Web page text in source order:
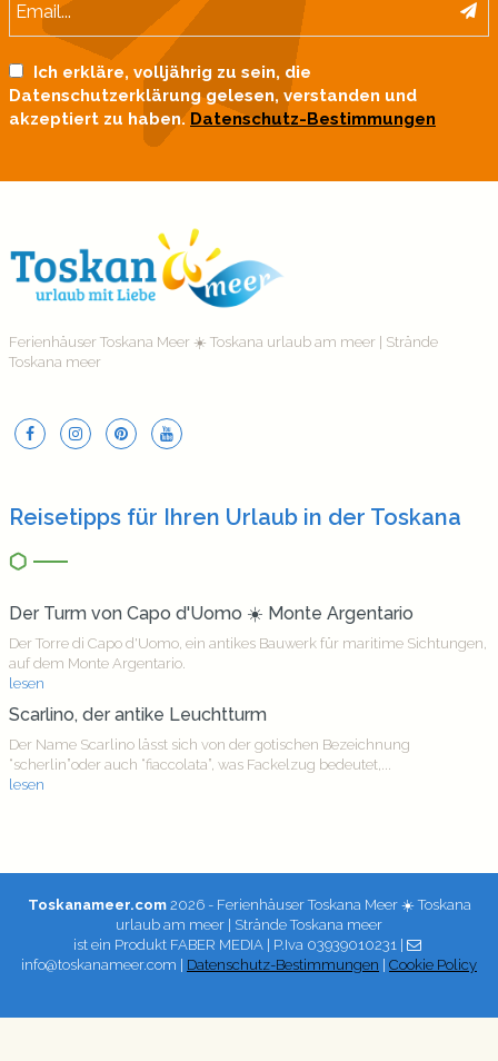
Ich erkläre, volljährig zu sein, die
Datenschutzerklärung gelesen, verstanden und
akzeptiert zu haben.Datenschutz-Bestimmungen
Ferienhäuser Toskana Meer ☀️ Toskana urlaub am meer | Strände
Toskana meer
Reisetipps für Ihren Urlaub in der Toskana
Der Turm von Capo d'Uomo ☀️ Monte Argentario
Der Torre di Capo d'Uomo, ein antikes Bauwerk für maritime Sichtungen,
auf dem Monte Argentario.
lesen
Scarlino, der antike Leuchtturm
Der Name Scarlino lässt sich von der gotischen Bezeichnung
“scherlin”oder auch “fiaccolata”, was Fackelzug bedeutet,...
lesen
Toskanameer.com2026 - Ferienhäuser Toskana Meer ☀️ Toskana
urlaub am meer | Strände Toskana meer
ist ein Produkt FABER MEDIA| P.Iva 03939010231 |
info@toskanameer.com | Datenschutz-Bestimmungen Cookie Policy